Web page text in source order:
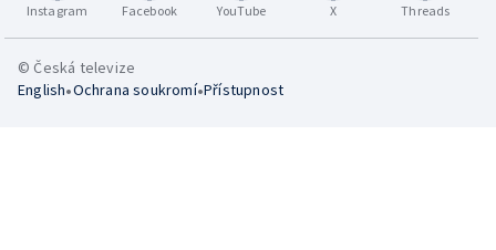
Instagram Facebook YouTube X Threads
© Česká televize
English•Ochrana soukromí•Přístupnost